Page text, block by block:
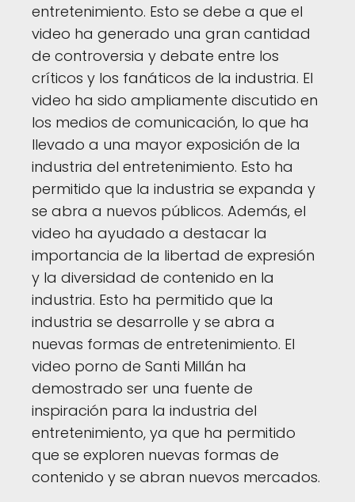
entretenimiento. Esto se debe a que el
video ha generado una gran cantidad
de controversia y debate entre los
críticos y los fanáticos de la industria. El
video ha sido ampliamente discutido en
los medios de comunicación, lo que ha
llevado a una mayor exposición de la
industria del entretenimiento. Esto ha
permitido que la industria se expanda y
se abra a nuevos públicos. Además, el
video ha ayudado a destacar la
importancia de la libertad de expresión
y la diversidad de contenido en la
industria. Esto ha permitido que la
industria se desarrolle y se abra a
nuevas formas de entretenimiento. El
video porno de Santi Millán ha
demostrado ser una fuente de
inspiración para la industria del
entretenimiento, ya que ha permitido
que se exploren nuevas formas de
contenido y se abran nuevos mercados.